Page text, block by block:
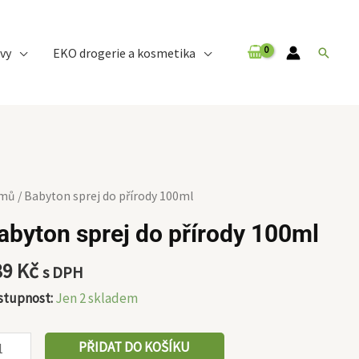
EKO drogerie a kosmetika Hledat
/ Babyton sprej do přírody 100ml
sprej do přírody 100ml
Kčs DPH
Jen 2 skladem
PŘIDAT DO KOŠÍKU